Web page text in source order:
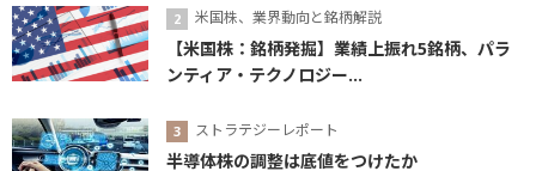
米国株、業界動向と銘柄解説
【米国株：銘柄発掘】業績上振れ5銘柄、パラ
ンティア・テクノロジー...
ストラテジーレポート
半導体株の調整は底値をつけたか